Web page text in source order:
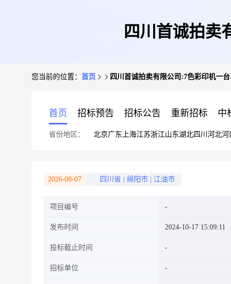
四川首诚拍卖
您当前的位置： 首页 四川首诚拍卖有限公司:7色彩印机一
首页 招标预告 招标公告 重新招标 中
省份地区： 北京广东 上海江苏浙江山东湖北四川 河北河
2026-08-07 四川省 绵阳市 江油市
项目编号
发布时间 2024-10-17 15:09:11
投标截止时间
招标单位